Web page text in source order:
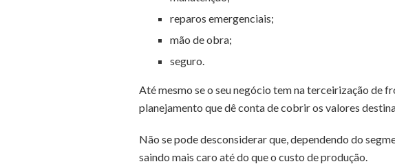
reparos emergenciais;
mão de obra;
seguro.
Até mesmo se o seu negócio tem na terceirização de
planejamento que dê conta de cobrir os valores
Não se pode desconsiderar que, dependendo do
saindo mais caro até do que o custo de produção.